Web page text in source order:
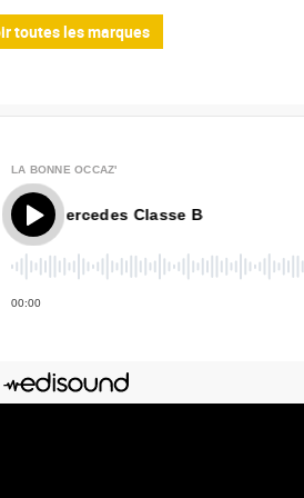
toutes les marques
LA BONNE OCCAZ'
Classe B
00:00